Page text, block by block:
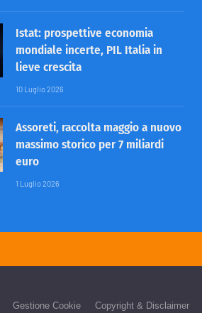
Istat: prospettive economia
mondiale incerte, PIL Italia in
lieve crescita
10 Luglio 2026
Assoreti, raccolta maggio a nuovo
massimo storico per 7 miliardi
euro
1 Luglio 2026
Gestione Cookie Copyright & Disclaimer